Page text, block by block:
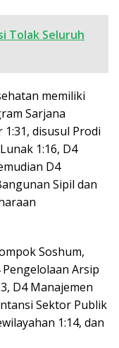
Tolak Seluruh
memiliki
Sarjana
disusul Prodi
1:16, D4
D4
Sipil dan
Soshum,
Arsip
D4 Manajemen
Sektor Publik
1:14, dan